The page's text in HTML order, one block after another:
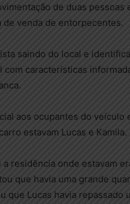
de duas pessoas
de venda de entorpecentes.
saindo do local e
características
aos ocupantes do veículo
estavam Lucas e Kamila.
residência onde estavam
que havia uma grande
que Lucas havia repassado